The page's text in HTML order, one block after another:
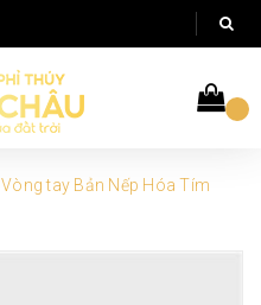
Vòng tay Bản Nếp Hóa Tím